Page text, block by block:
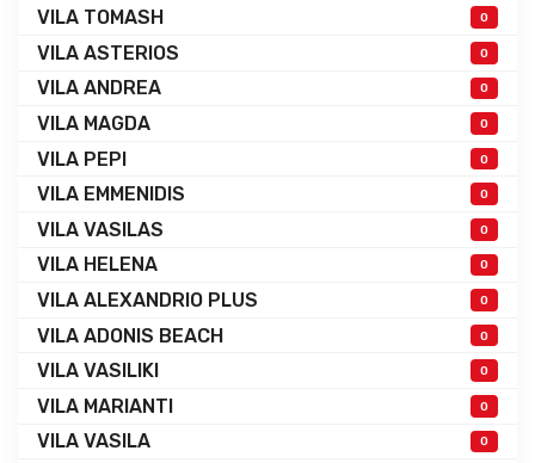
VILA TOMASH 0
VILA ASTERIOS 0
VILA ANDREA 0
VILA MAGDA 0
VILA PEPI 0
VILA EMMENIDIS 0
VILA VASILAS 0
VILA HELENA 0
VILA ALEXANDRIO PLUS 0
VILA ADONIS BEACH 0
VILA VASILIKI 0
VILA MARIANTI 0
VILA VASILA 0